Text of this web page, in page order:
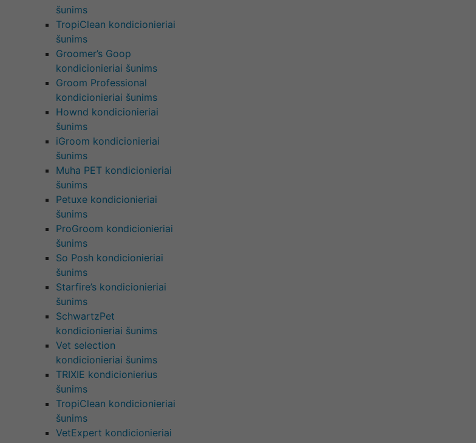
šunims
TropiClean kondicionieriai
šunims
Groomer’s Goop
kondicionieriai šunims
Groom Professional
kondicionieriai šunims
Hownd kondicionieriai
šunims
iGroom kondicionieriai
šunims
Muha PET kondicionieriai
šunims
Petuxe kondicionieriai
šunims
ProGroom kondicionieriai
šunims
So Posh kondicionieriai
šunims
Starfire’s kondicionieriai
šunims
SchwartzPet
kondicionieriai šunims
Vet selection
kondicionieriai šunims
TRIXIE kondicionierius
šunims
TropiClean kondicionieriai
šunims
VetExpert kondicionieriai